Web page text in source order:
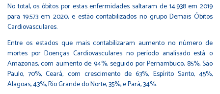
No total, os óbitos por estas enfermidades saltaram de 14.938 em 2019
para 19.573 em 2020, e estão contabilizados no grupo Demais Óbitos
Cardiovasculares.
Entre os estados que mais contabilizaram aumento no número de
mortes por Doenças Cardiovasculares no período analisado está o
Amazonas, com aumento de 94%, seguido por Pernambuco, 85%, São
Paulo, 70%, Ceará, com crescimento de 63%, Espírito Santo, 45%,
Alagoas, 43%, Rio Grande do Norte, 35%, e Pará, 34%.